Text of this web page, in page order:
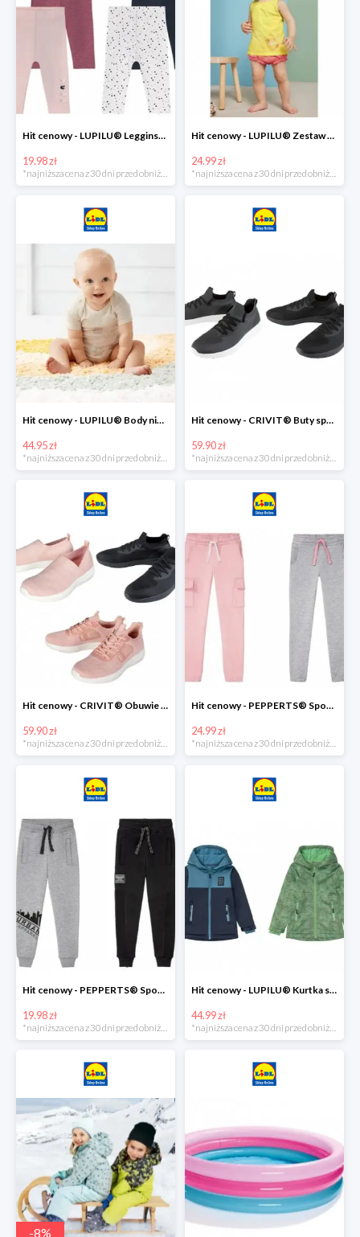
Hit cenowy - LUPILU® Legginsy niemowlęce z biobawełną, 2 pary
19.98 zł
Hit cenowy - LUPILU® Zestaw dziecięcy z biobawełny (body + koszulka + spodenki), 1 komplet
24.99 zł
Hit cenowy - LUPILU® Body niemowlęce z biobawełny, z krótkim rękawem, 5 sztuk
44.95 zł
*najniższa cena z 30 dni przed obniżką
Hit cenowy - CRIVIT® Buty sportowe chłopięce WellWalk, 1 para
59.90 zł
*najniższa cena z 30 dni przed obniżką
Hit cenowy - CRIVIT® Obuwie dziewczęce sportowe i na co dzień, 1 para
59.90 zł
Hit cenowy - PEPPERTS® Spodnie dresowe dziewczęce, 1 para
24.99 zł
Hit cenowy - PEPPERTS® Spodnie dresowe chłopięce, 1 para
19.98 zł
Hit cenowy - LUPILU® Kurtka softshell chłopięca, 1 sztuka
44.99 zł
-8%